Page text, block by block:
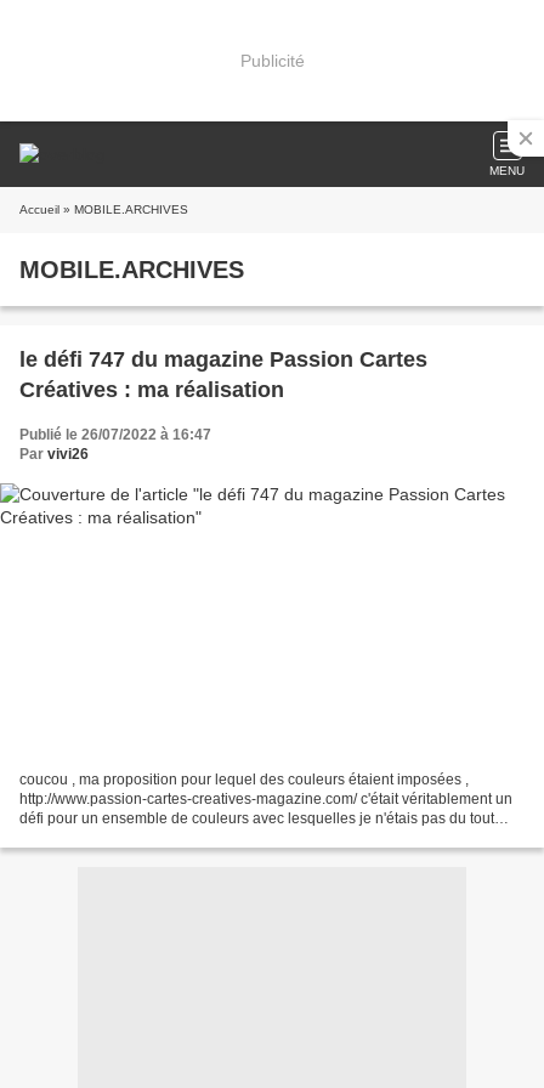
Publicité
MENU
Accueil » MOBILE.ARCHIVES
MOBILE.ARCHIVES
le défi 747 du magazine Passion Cartes
Créatives : ma réalisation
Publié le 26/07/2022 à 16:47
Par vivi26
coucou , ma proposition pour lequel des couleurs étaient imposées ,
http://www.passion-cartes-creatives-magazine.com/ c'était véritablement un
défi pour un ensemble de couleurs avec lesquelles je n'étais pas du tout